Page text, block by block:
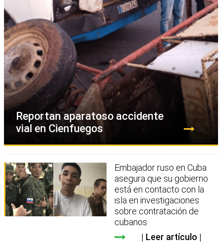
Reportan aparatoso accidente
vial en Cienfuegos
Embajador ruso en Cuba
asegura que su gobierno
está en contacto con la
isla en investigaciones
sobre contratación de
cubanos
Leer artículo